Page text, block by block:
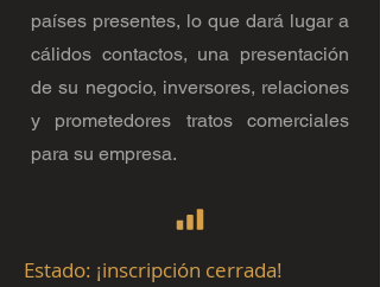
países presentes, lo que dará lugar a
cálidos contactos, una presentación
de su negocio, inversores, relaciones
y prometedores tratos comerciales
para su empresa.
Estado: ¡inscripción cerrada!